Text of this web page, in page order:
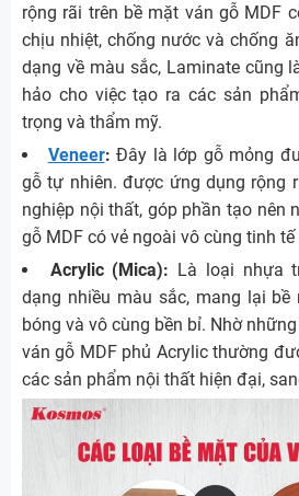
rộng rãi trên bề mặt ván gỗ MDF
chịu nhiệt, chống nước và chống
dạng về màu sắc, Laminate cũng
hảo cho việc tạo ra các sản
trọng và thẩm mỹ.
Veneer:Đây là lớp gỗ mỏng
gỗ tự nhiên. được ứng dụng rộng
nghiệp nội thất, góp phần tạo nên
gỗ MDF có vẻ ngoài vô cùng tinh
Acrylic (Mica): Là loại nhựa
dạng nhiều màu sắc, mang lại bề
bóng và vô cùng bền bỉ. Nhờ
ván gỗ MDF phủ Acrylic thường
các sản phẩm nội thất hiện đại,